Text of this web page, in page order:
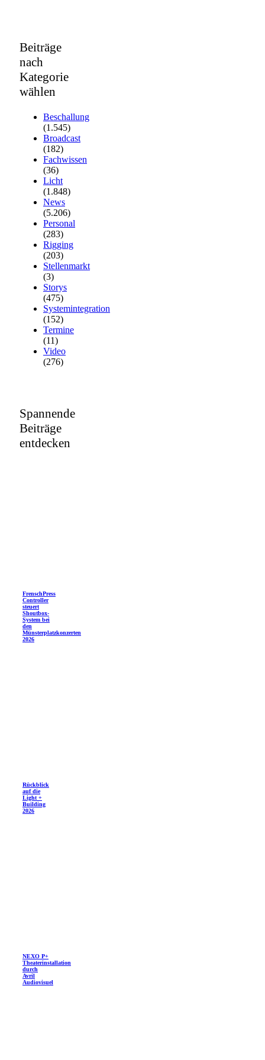
Beiträge
nach
Kategorie
wählen
Beschallung
(1.545)
Broadcast
(182)
Fachwissen
(36)
Licht
(1.848)
News
(5.206)
Personal
(283)
Rigging
(203)
Stellenmarkt
(3)
Storys
(475)
Systemintegration
(152)
Termine
(11)
Video
(276)
Spannende
Beiträge
entdecken
FrenschPress
Controller
steuert
Shoutbox-
System bei
den
Münsterplatzkonzerten
2026
Rückblick
auf die
Light +
Building
2026
NEXO P+
Theaterinstallation
durch
Avril
Audiovisuel